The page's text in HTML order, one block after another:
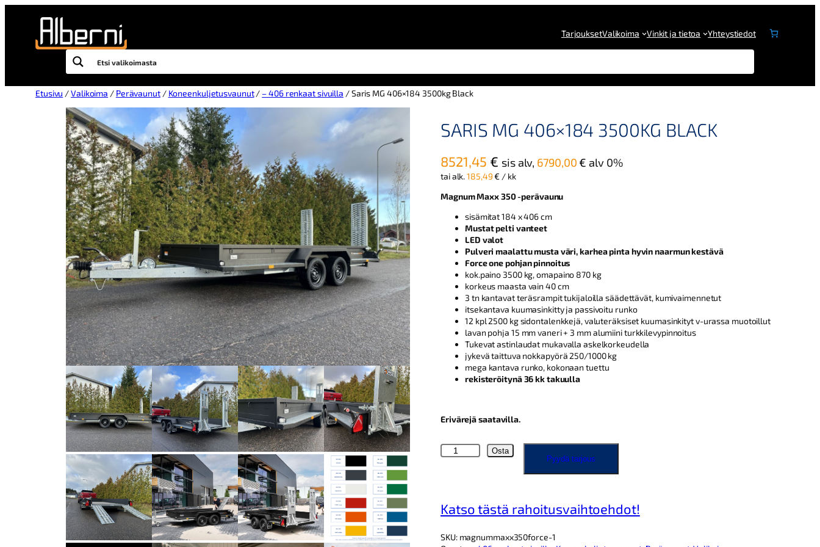
TarjouksetValikoima Vinkit ja tietoa Yhteystiedot
Etusivu /Valikoima / Perävaunut/ Koneenkuljetusvaunut/ – 406 renkaat sivuilla / Saris MG 406×184 3500kg Black
SARIS MG 406×184 3500KG BLACK
8521,45 € sis alv, 6790,00 € alv 0%
tai alk.185,49€ / kk
Magnum Maxx 350 -perävaunu
sisämitat 184 x 406 cm
Mustat pelti vanteet
LED valot
Pulveri maalattu musta väri, karhea pinta hyvin naarmun kestävä
Force one pohjan pinnoitus
kok.paino 3500 kg, omapaino 870 kg
korkeus maasta vain 40 cm
3 tn kantavat teräsrampit tukijaloilla säädettävät, kumivaimennetut
itsekantava kuumasinkitty ja passivoitu runko
12 kpl 2500 kg sidontalenkkejä, valuteräksiset kuumasinkityt v-urassa muotoillut
lavan pohja 15 mm vaneri + 3 mm alumiini turkkilevypinnoitus
Tukevat astinlaudat mukavalla askelkorkeudella
jykevä taittuva nokkapyörä 250/1000 kg
mega kantava runko, kokonaan tuettu
rekisteröitynä 36 kk takuulla
Erivärejä saatavilla.
S
a
M
G
0
Osta
Pyydä tarjous
Katso tästä rahoitusvaihtoehdot!
SKU: magnummaxx350force-1